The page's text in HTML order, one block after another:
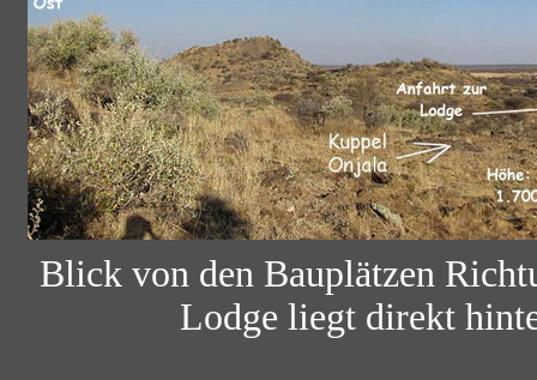
Blick von den Bauplätzen
Lodge liegt direkt